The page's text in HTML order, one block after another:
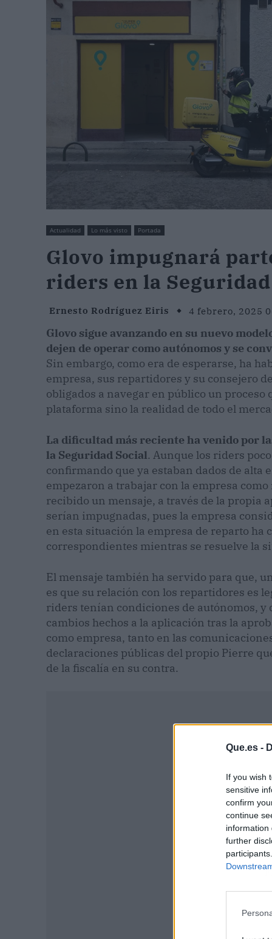
Que.es -
If you wish
sensitive
confirm
continue
information
further
Actualidad Lo más visto Portada
Glovo impugnará
riders en la
Ernesto Rodríguez Eiris 4 febrero, 2025
Glovo sigue avanzando en su nuevo
dejen de operar como autónomos y se
Sin embargo, como era de esperarse, ha
empresa, sus repartidores y su consejero
obligados a navegar en público un
plataforma sino la realidad de todo el
La dificultad más reciente ha venido por
la Seguridad Social. Aunque los riders
confirmando que ya estaban dados de alta
empezaron a trabajar con la empresa
recibido un mensaje, a través de la propia
serían impugnadas, pues la empresa
en esta situación la empresa de reparto ha
correspondientes mientras se resuelve la
El mensaje también ha servido para que,
es que su relación con los repartidores es
riders tenían condiciones de autónomos,
cambios hechos a la aplicación tras la
como empresa, tanto en las
declaraciones públicas del propio Pierre
de la fiscalía en su contra.